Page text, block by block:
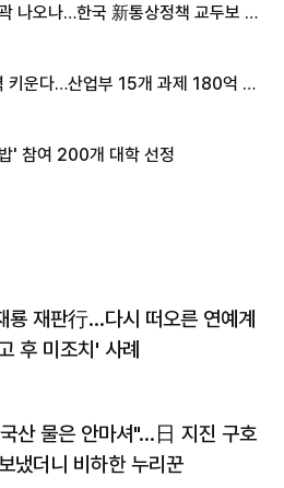
나오나…한국 新통상정책 교두보 활
키운다…산업부 15개 과제 180억 지
' 참여 200개 대학 선정
룡 재판行…다시 떠오른 연예계
후 미조치' 사례
산 물은 안마셔"…日 지진 구호
냈더니 비하한 누리꾼